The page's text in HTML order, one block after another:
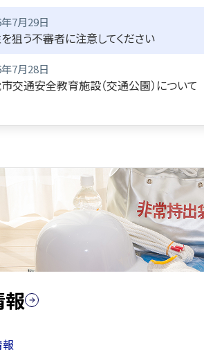
7月29日
狙う不審者に注意してください
7月28日
交通安全教育施設（交通公園）について
報